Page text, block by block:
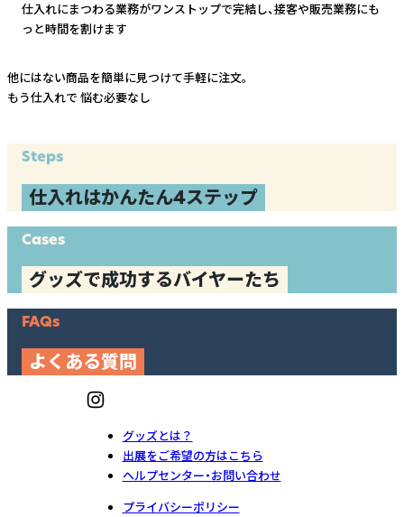
仕入れにまつわる業務がワンストップで完結し、接客や販売業務にも
っと時間を割けます
他にはない商品を簡単に見つけて手軽に注文。
もう仕入れで 悩む必要なし
Steps
仕入れはかんたん4ステップ
Cases
グッズで成功するバイヤーたち
FAQs
よくある質問
グッズとは？
出展をご希望の方はこちら
ヘルプセンター・お問い合わせ
プライバシーポリシー